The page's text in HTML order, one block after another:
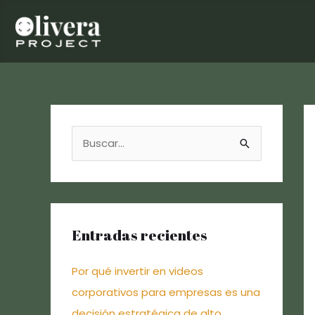
contenido
u
s
c
a
p
o
Entradas recientes
Por qué invertir en videos
corporativos para empresas es una